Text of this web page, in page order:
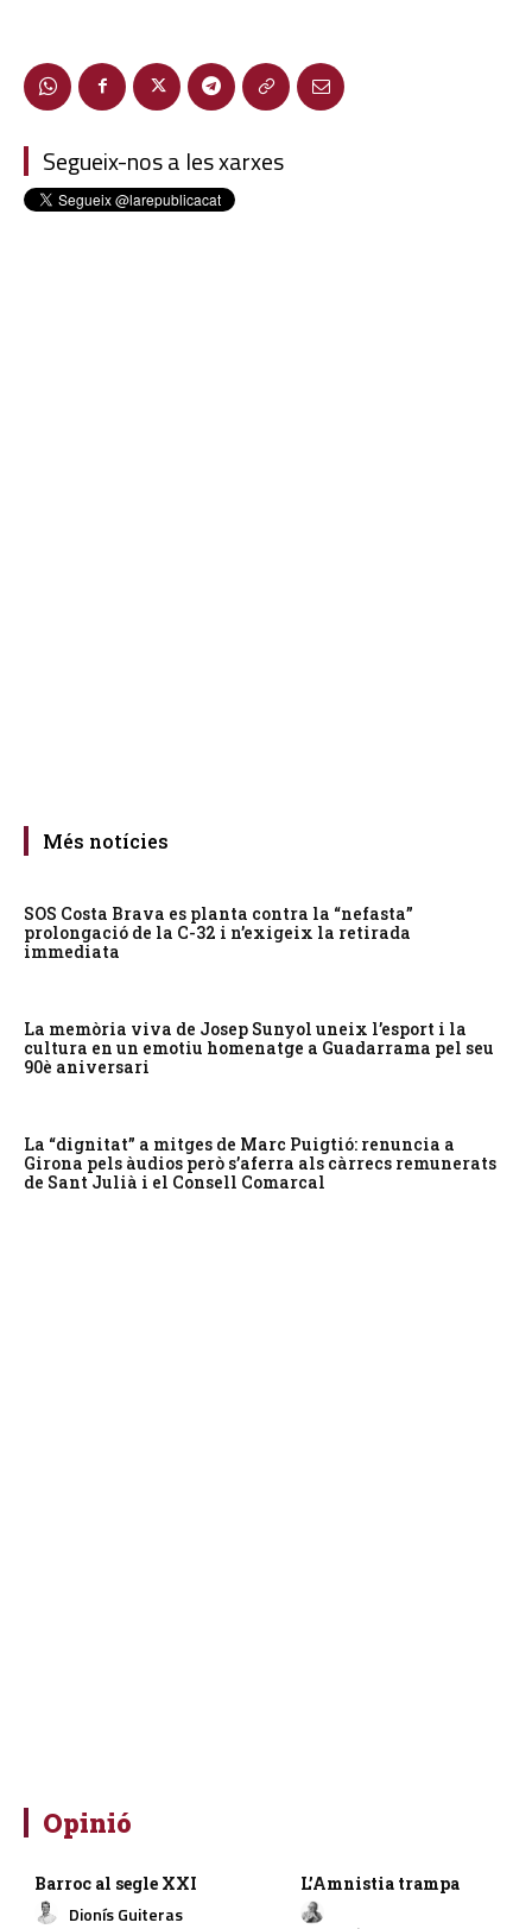
Segueix-nos a les xarxes
Més notícies
SOS Costa Brava es planta contra la “nefasta”
prolongació de la C-32 i n’exigeix la retirada
immediata
La memòria viva de Josep Sunyol uneix l’esport i la
cultura en un emotiu homenatge a Guadarrama pel seu
90è aniversari
La “dignitat” a mitges de Marc Puigtió: renuncia a
Girona pels àudios però s’aferra als càrrecs remunerats
de Sant Julià i el Consell Comarcal
Opinió
Barroc al segle XXI
Dionís Guiteras
L’Amnistia trampa